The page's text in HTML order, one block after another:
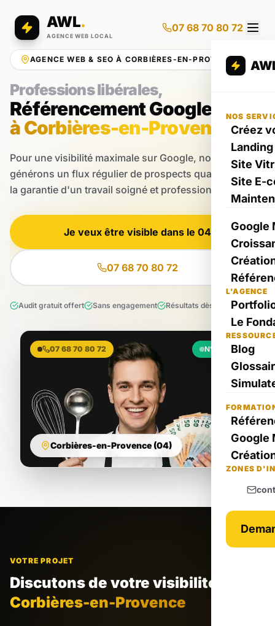
AWL.
AGENCE WEB LOCAL
07 68 70 80 72
NOS
Créez
Site
Site E-
Google
L'AGENCE
Le
Blog
Google
ZONES
AGENCE WEB & SEO À CORBIÈRES-EN-PROVENCE
Professions libérales,
Référencement Google
à Corbières-en-Provence
Pour une visibilité maximale sur Google, nous
générons un flux régulier de prospects qualifiés avec
la garantie d'un travail soigné et professionnel.
Je veux être visible dans le 04
07 68 70 80 72
Audit gratuit offert Sans engagement Résultats dès le 1er mois
07 68 70 80 72
Corbières-en-Provence (04)
N°1 Local
VOTRE PROJET
Discutons de votre visibilité
Corbières-en-Provence